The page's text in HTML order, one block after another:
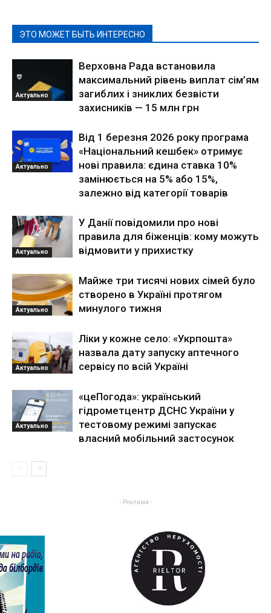
ЭТО МОЖЕТ БЫТЬ ИНТЕРЕСНО
Актуально
Верховна Рада встановила
максимальний рівень виплат сім’ям
загиблих і зниклих безвісти
захисників — 15 млн грн
Актуально
Від 1 березня 2026 року програма
«Національний кешбек» отримує
нові правила: єдина ставка 10%
замінюється на 5% або 15%,
залежно від категорії товарів
Актуально
У Данії повідомили про нові
правила для біженців: кому можуть
відмовити у прихистку
Актуально
Майже три тисячі нових сімей було
створено в Україні протягом
минулого тижня
Актуально
Ліки у кожне село: «Укрпошта»
назвала дату запуску аптечного
сервісу по всій Україні
Актуально
«цеПогода»: український
гідрометцентр ДСНС України у
тестовому режимі запускає
власний мобільний застосунок
- Реклама -